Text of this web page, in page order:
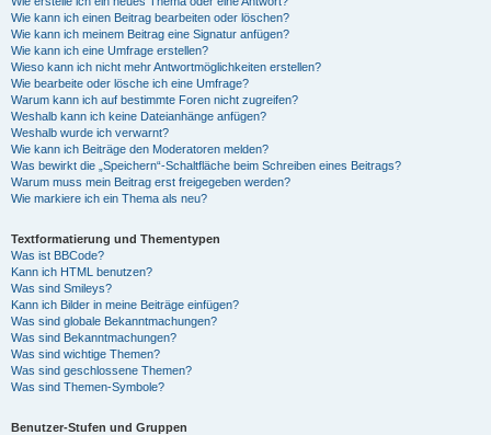
Wie kann ich einen Beitrag bearbeiten oder löschen?
Wie kann ich meinem Beitrag eine Signatur anfügen?
Wie kann ich eine Umfrage erstellen?
Wieso kann ich nicht mehr Antwortmöglichkeiten erstellen?
Wie bearbeite oder lösche ich eine Umfrage?
Warum kann ich auf bestimmte Foren nicht zugreifen?
Weshalb kann ich keine Dateianhänge anfügen?
Weshalb wurde ich verwarnt?
Wie kann ich Beiträge den Moderatoren melden?
Was bewirkt die „Speichern“-Schaltfläche beim Schreiben eines Beitrags?
Warum muss mein Beitrag erst freigegeben werden?
Wie markiere ich ein Thema als neu?
Textformatierung und Thementypen
Was ist BBCode?
Kann ich HTML benutzen?
Was sind Smileys?
Kann ich Bilder in meine Beiträge einfügen?
Was sind globale Bekanntmachungen?
Was sind Bekanntmachungen?
Was sind wichtige Themen?
Was sind geschlossene Themen?
Was sind Themen-Symbole?
Benutzer-Stufen und Gruppen